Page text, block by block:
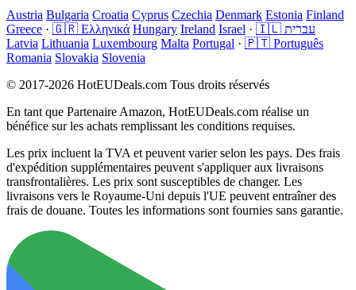
Austria Bulgaria Croatia Cyprus Czechia Denmark Estonia Finland
Greece · 🇬🇷 Ελληνικά Hungary Ireland Israel ·
🇮🇱 עברית
Latvia Lithuania Luxembourg Malta Portugal · 🇵🇹 Português
Romania Slovakia Slovenia
© 2017-2026 HotEUDeals.com Tous droits réservés
En tant que Partenaire Amazon, HotEUDeals.com réalise un
bénéfice sur les achats remplissant les conditions requises.
Les prix incluent la TVA et peuvent varier selon les pays. Des frais
d'expédition supplémentaires peuvent s'appliquer aux livraisons
transfrontalières. Les prix sont susceptibles de changer. Les
livraisons vers le Royaume-Uni depuis l'UE peuvent entraîner des
frais de douane. Toutes les informations sont fournies sans garantie.